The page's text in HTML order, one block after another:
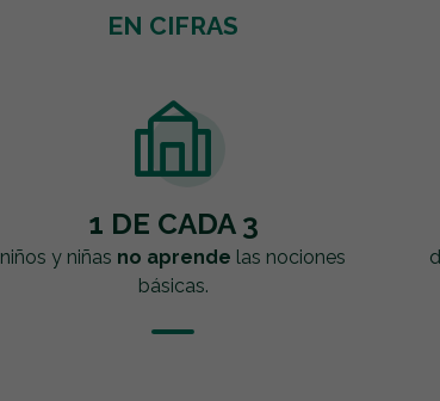
EN CIFRAS
1 DE CADA 3
niños y niñas no aprende las nociones
básicas.